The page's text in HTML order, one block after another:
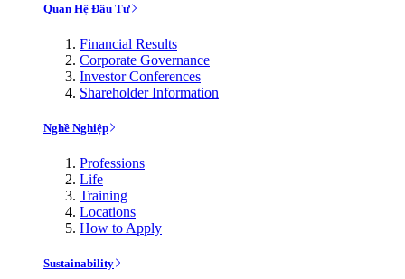
Quan Hệ Đầu Tư
Financial Results
Corporate Governance
Investor Conferences
Shareholder Information
Nghề Nghiệp
Professions
Life
Training
Locations
How to Apply
Sustainability